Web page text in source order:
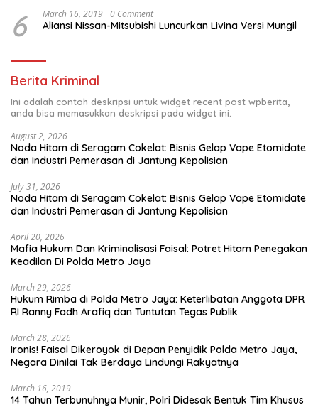
6 March 16, 2019 0 Comment
Aliansi Nissan-Mitsubishi Luncurkan Livina Versi Mungil
Berita Kriminal
Ini adalah contoh deskripsi untuk widget recent post wpberita,
anda bisa memasukkan deskripsi pada widget ini.
August 2, 2026
Noda Hitam di Seragam Cokelat: Bisnis Gelap Vape Etomidate
dan Industri Pemerasan di Jantung Kepolisian
July 31, 2026
Noda Hitam di Seragam Cokelat: Bisnis Gelap Vape Etomidate
dan Industri Pemerasan di Jantung Kepolisian
April 20, 2026
Mafia Hukum Dan Kriminalisasi Faisal: Potret Hitam Penegakan
Keadilan Di Polda Metro Jaya
March 29, 2026
Hukum Rimba di Polda Metro Jaya: Keterlibatan Anggota DPR
RI Ranny Fadh Arafiq dan Tuntutan Tegas Publik
March 28, 2026
Ironis! Faisal Dikeroyok di Depan Penyidik Polda Metro Jaya,
Negara Dinilai Tak Berdaya Lindungi Rakyatnya
March 16, 2019
14 Tahun Terbunuhnya Munir, Polri Didesak Bentuk Tim Khusus